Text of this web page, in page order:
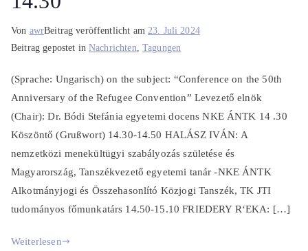
Von awrBeitrag veröffentlicht am 23. Juli 2024
Beitrag gepostet inNachrichten Tagungen
(Sprache: Ungarisch) on the subject: “Conference on the 50th
Anniversary of the Refugee Convention” Levezető elnök
(Chair): Dr. Bódi Stefánia egyetemi docens NKE ÁNTK 14 .30
Köszöntő (Grußwort) 14.30-14.50 HALÁSZ IVÁN: A
nemzetközi menekültügyi szabályozás születése és
Magyarország, Tanszékvezető egyetemi tanár -NKE ÁNTK
Alkotmányjogi és Összehasonlító Közjogi Tanszék, TK JTI
tudományos főmunkatárs 14.50-15.10 FRIEDERY R‘EKA: […]
Weiterlesen